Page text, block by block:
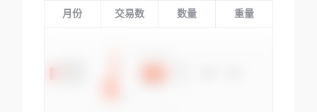
月份 交易数 数量 重量